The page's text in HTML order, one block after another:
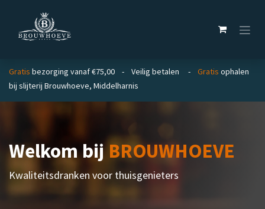
Gratis bezorging vanaf €75,00 - Veilig betalen - Gratis ophalen
bij slijterij Brouwhoeve, Middelharnis
Welkom bijBROUWHOEVE
Kwaliteitsdranken voor thuisgenieters